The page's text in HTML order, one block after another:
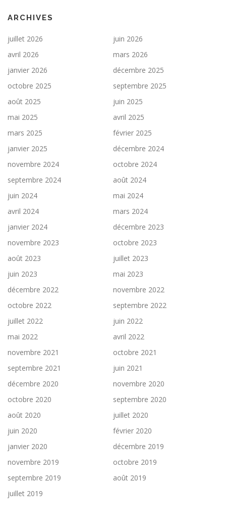
ARCHIVES
juillet 2026
juin 2026
avril 2026
mars 2026
janvier 2026
décembre 2025
octobre 2025
septembre 2025
août 2025
juin 2025
mai 2025
avril 2025
mars 2025
février 2025
janvier 2025
décembre 2024
novembre 2024
octobre 2024
septembre 2024
août 2024
juin 2024
mai 2024
avril 2024
mars 2024
janvier 2024
décembre 2023
novembre 2023
octobre 2023
août 2023
juillet 2023
juin 2023
mai 2023
décembre 2022
novembre 2022
octobre 2022
septembre 2022
juillet 2022
juin 2022
mai 2022
avril 2022
novembre 2021
octobre 2021
septembre 2021
juin 2021
décembre 2020
novembre 2020
octobre 2020
septembre 2020
août 2020
juillet 2020
juin 2020
février 2020
janvier 2020
décembre 2019
novembre 2019
octobre 2019
septembre 2019
août 2019
juillet 2019